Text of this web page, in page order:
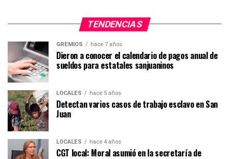
TENDENCIAS
GREMIOS hace 7 años
Dieron a conocer el calendario de pagos anual de
sueldos para estatales sanjuaninos
LOCALES hace 5 años
Detectan varios casos de trabajo esclavo en San
Juan
LOCALES hace 4 años
CGT local: Moral asumió en la secretaría de